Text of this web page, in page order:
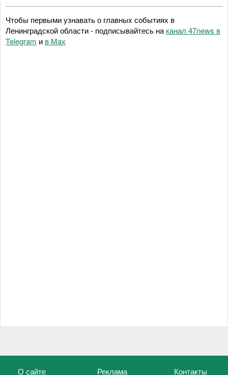
Чтобы первыми узнавать о главных событиях в
Ленинградской области - подписывайтесь на канал 47news в
Telegram и в Maх
О сайте Реклама Контакты